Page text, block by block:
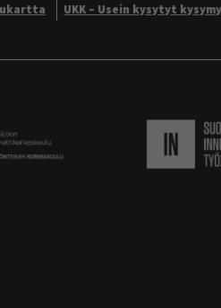
UKK – Usein kysytyt
Logo